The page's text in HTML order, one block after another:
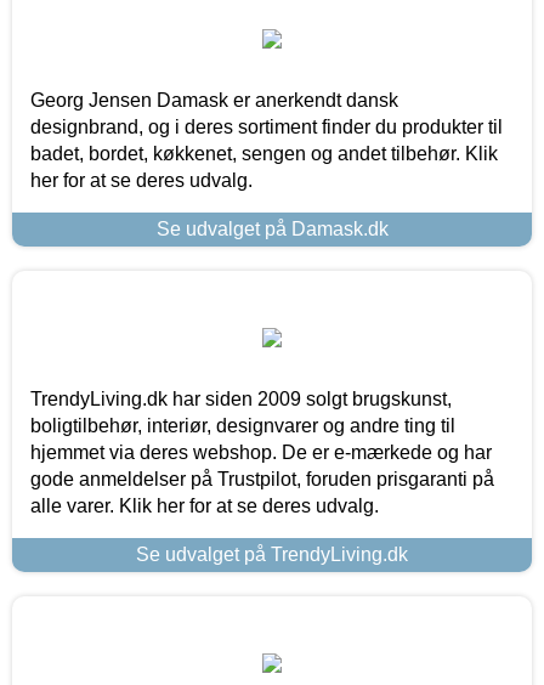
Georg Jensen Damask er anerkendt dansk
designbrand, og i deres sortiment finder du produkter til
badet, bordet, køkkenet, sengen og andet tilbehør. Klik
her for at se deres udvalg.
Se udvalget på Damask.dk
TrendyLiving.dk har siden 2009 solgt brugskunst,
boligtilbehør, interiør, designvarer og andre ting til
hjemmet via deres webshop. De er e-mærkede og har
gode anmeldelser på Trustpilot, foruden prisgaranti på
alle varer. Klik her for at se deres udvalg.
Se udvalget på TrendyLiving.dk